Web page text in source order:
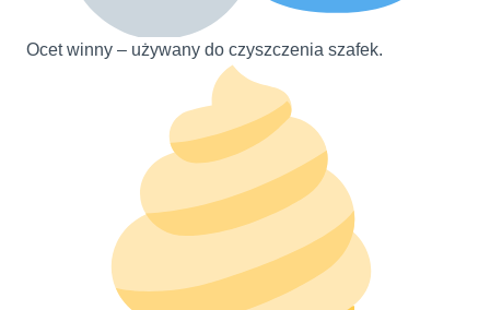
Ocet winny – używany do czyszczenia szafek.